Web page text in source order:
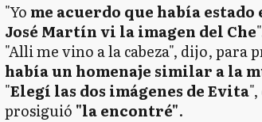
"Yo me acuerdo que había estado
José Martín vi la imagen del Che
"Alli me vino a la cabeza", dijo, para
había un homenaje similar a la
"Elegí las dos imágenes de Evita
prosiguió "la encontré".